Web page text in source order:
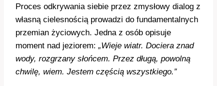
Proces odkrywania siebie przez zmysłowy dialog z
własną cielesnością prowadzi do fundamentalnych
przemian życiowych. Jedna z osób opisuje
moment nad jeziorem: „Wieje wiatr. Dociera znad
wody, rozgrzany słońcem. Przez długą, powolną
chwilę, wiem. Jestem częścią wszystkiego.”